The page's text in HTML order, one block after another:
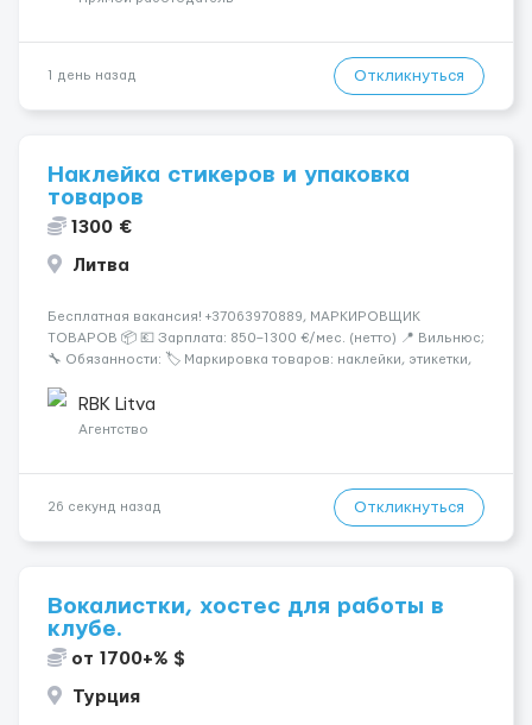
1 день назад Откликнуться
Наклейка стикеров и упаковка
товаров
1300 €
Литва
Бесплатная вакансия! +37063970889, МАРКИРОВЩИК
ТОВАРОВ 📦 💶 Зарплата: 850–1300 €/мес. (нетто) 📍 Вильнюс;
🔧 Обязанности: 🏷️ Маркировка товаров: наклейки, этикетки,
косметика и др. 👨‍🏫 Всему обучаем на месте — опы...
RBK Litva
Агентство
26 секунд назад Откликнуться
Вокалистки, хостес для работы в
клубе.
от 1700+% $
Турция